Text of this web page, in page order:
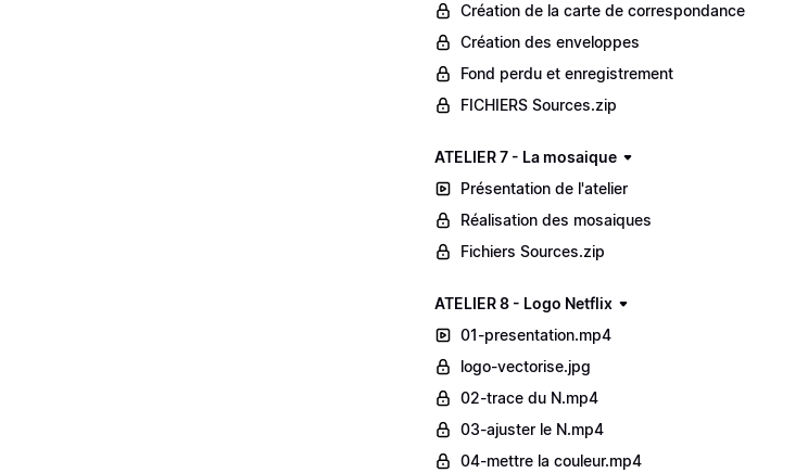
Création de la carte de correspondance
Création des enveloppes
Fond perdu et enregistrement
FICHIERS Sources.zip
ATELIER 7 - La mosaique
Présentation de l'atelier
Réalisation des mosaiques
Fichiers Sources.zip
ATELIER 8 - Logo Netflix
01-presentation.mp4
logo-vectorise.jpg
02-trace du N.mp4
03-ajuster le N.mp4
04-mettre la couleur.mp4